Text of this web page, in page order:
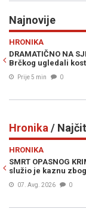
Najnovije
kod
JEZIVA
Hadžića
Prije 8 min
Hronika /
u zatvoru,